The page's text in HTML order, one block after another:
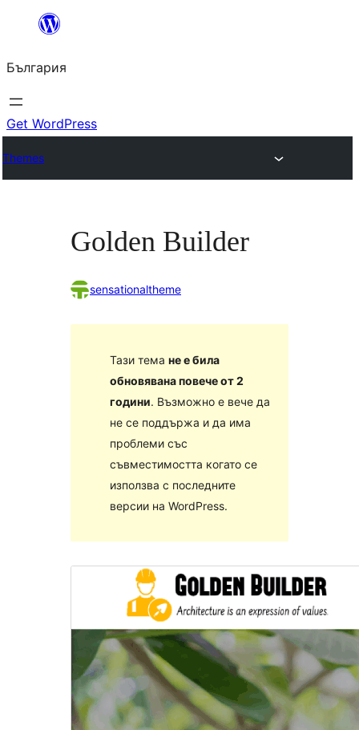
България
Get WordPress
Themes
Golden Builder
sensationaltheme
Тази тема не е била
обновявана повече от 2
години. Възможно е вече да
не се поддържа и да има
проблеми със
съвместимостта когато се
използва с последните
версии на WordPress.